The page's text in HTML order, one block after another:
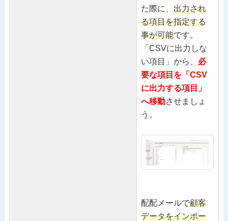
た際に、 出力され
る項目を指定する
事が可能です。
「CSVに出力しな
い項目」から、 必
要な項目を「CSV
に出力する項目」
へ移動させましょ
う。
配配メールで顧客
データをインポー